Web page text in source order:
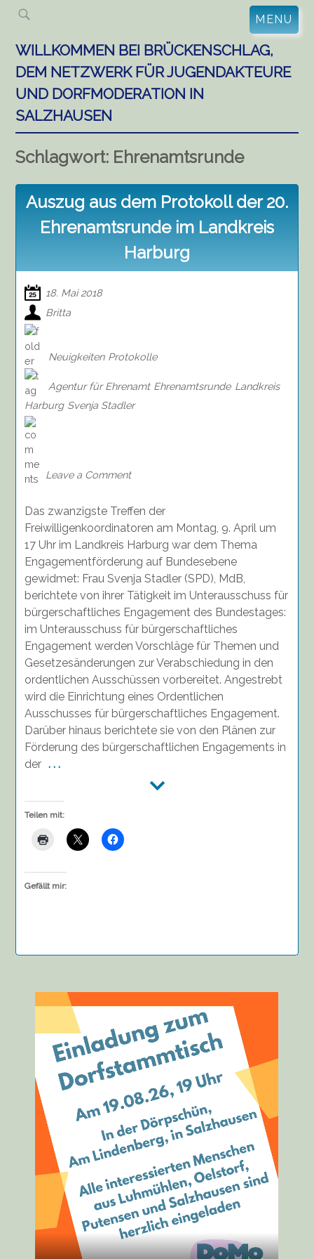
Skip
content
MENU
WILLKOMMEN BEI BRÜCKENSCHLAG,
DEM NETZWERK FÜR JUGENDAKTEURE
UND DORFMODERATION IN
SALZHAUSEN
Schlagwort: Ehrenamtsrunde
Auszug aus dem Protokoll der 20.
Ehrenamtsrunde im Landkreis
Harburg
18. Mai 2018
Britta
Neuigkeiten Protokolle
Agentur für Ehrenamt Ehrenamtsrunde Landkreis
Harburg Svenja Stadler
Leave a Comment
Protokoll
20.
Ehrenamtsrunde
im
Landkreis
Harburg
Das zwanzigste Treffen der
Freiwilligenkoordinatoren am Montag, 9. April um
17 Uhr im Landkreis Harburg war dem Thema
Engagementförderung auf Bundesebene
gewidmet: Frau Svenja Stadler (SPD), MdB,
berichtete von ihrer Tätigkeit im Unterausschuss für
bürgerschaftliches Engagement des Bundestages:
im Unterausschuss für bürgerschaftliches
Engagement werden Vorschläge für Themen und
Gesetzesänderungen zur Verabschiedung in den
ordentlichen Ausschüssen vorbereitet. Angestrebt
wird die Einrichtung eines Ordentlichen
Ausschusses für bürgerschaftliches Engagement.
Darüber hinaus berichtete sie von den Plänen zur
Förderung des bürgerschaftlichen Engagements in
der . . .
Teilen mit:
Gefällt mir: